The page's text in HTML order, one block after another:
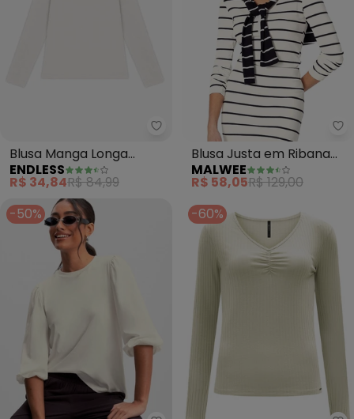
Endless - Blusa Manga Longa
Blusa Manga Longa
Decote Canoa (Bege)
ENDLESS
R$ 34,84R$ 84,99
Blusa Justa em Ribana
Listrada (Off White)
MALWEE
R$ 58,05R$ 129,00
-50%
-60%